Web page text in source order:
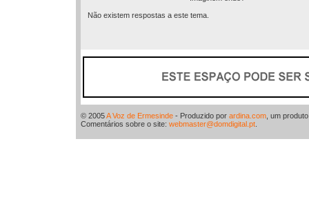
Não existem respostas a este tema.
© 2005A Voz de Ermesinde - Produzido por ardina.com , um
Comentários sobre o site: webmaster@domdigital.pt